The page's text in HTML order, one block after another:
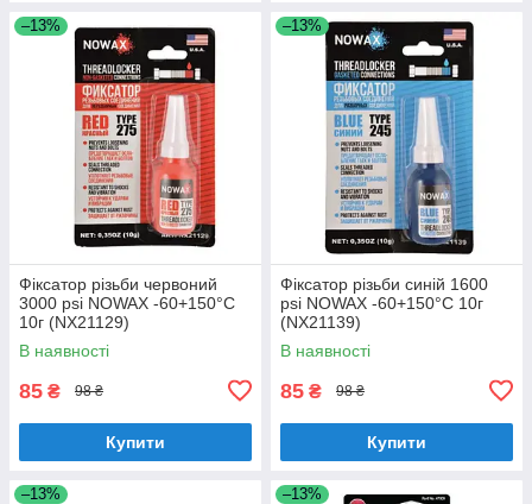
–13%
Фіксатор різьби червоний
3000 psi NOWAX -60+150°С
10г (NX21129)
В наявності
85 ₴ 98 ₴
Купити
–13%
Фіксатор різьби синій 1600
psi NOWAX -60+150°С 10г
(NX21139)
В наявності
85 ₴ 98 ₴
Купити
–13% –13%